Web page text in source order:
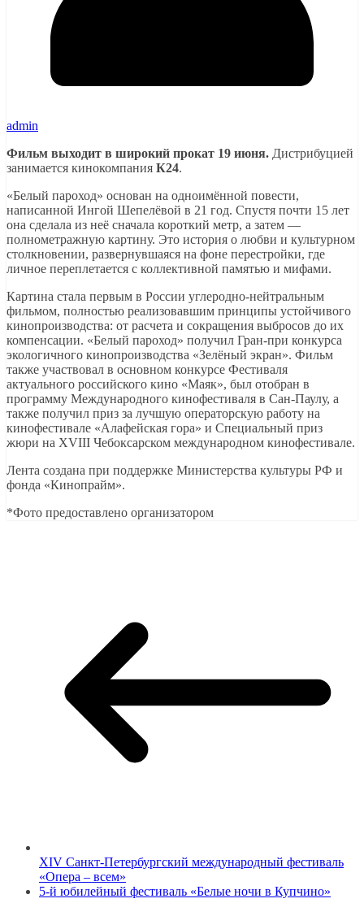
admin
Фильм выходит в широкий прокат 19 июня. Дистрибуцией
занимается кинокомпания К24.
«Белый пароход» основан на одноимённой повести,
написанной Ингой Шепелёвой в 21 год. Спустя почти 15 лет
она сделала из неё сначала короткий метр, а затем —
полнометражную картину. Это история о любви и культурном
столкновении, развернувшаяся на фоне перестройки, где
личное переплетается с коллективной памятью и мифами.
Картина стала первым в России углеродно-нейтральным
фильмом, полностью реализовавшим принципы устойчивого
кинопроизводства: от расчета и сокращения выбросов до их
компенсации. «Белый пароход» получил Гран-при конкурса
экологичного кинопроизводства «Зелёный экран». Фильм
также участвовал в основном конкурсе Фестиваля
актуального российского кино «Маяк», был отобран в
программу Международного кинофестиваля в Сан-Паулу, а
также получил приз за лучшую операторскую работу на
кинофестивале «Алафейская гора» и Специальный приз
жюри на XVIII Чебоксарском международном кинофестивале.
Лента создана при поддержке Министерства культуры РФ и
фонда «Кинопрайм».
*Фото предоставлено организатором
XIV Санкт-Петербургский международный фестиваль
«Опера – всем»
5-й юбилейный фестиваль «Белые ночи в Купчино»